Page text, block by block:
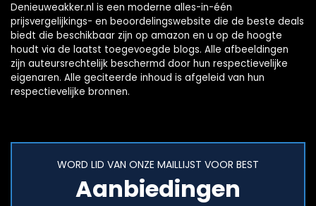
Denieuweakker.nl is een moderne alles-in-één
prijsvergelijkings- en beoordelingswebsite die de beste deals
biedt die beschikbaar zijn op amazon en u op de hoogte
houdt via de laatst toegevoegde blogs. Alle afbeeldingen
zijn auteursrechtelijk beschermd door hun respectievelijke
eigenaren. Alle geciteerde inhoud is afgeleid van hun
respectievelijke bronnen.
WORD LID VAN ONZE MAILLIJST VOOR BEST
Aanbiedingen